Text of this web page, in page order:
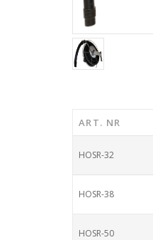
ART. NR
HOSR-32
HOSR-38
HOSR-50